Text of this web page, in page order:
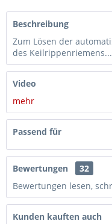
Beschreibung
Zum Lösen der
des
Video
mehr
Passend für
Bewertungen
32
Bewertungen lesen,
Kunden kauften auch